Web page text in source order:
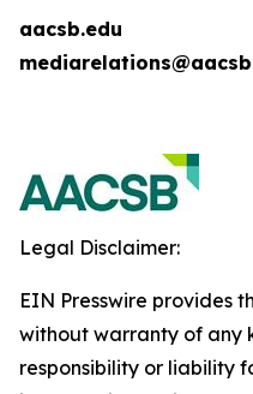
aacsb.edu
Legal Disclaimer:
EIN Presswire provides
without warranty of any
responsibility or liability